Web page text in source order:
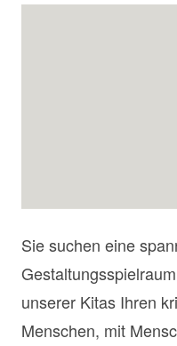
Sie suchen eine
unserer Kitas Ihren
Menschen, mit